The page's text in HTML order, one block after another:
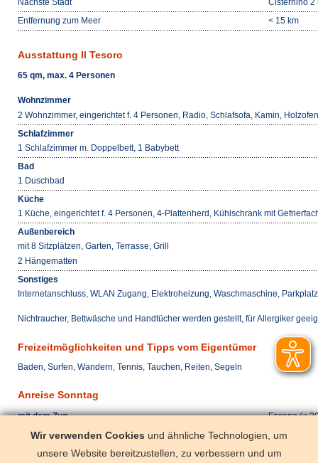
Nächste Stadt
Cisternino 2
Entfernung zum Meer
< 15 km
Ausstattung Il Tesoro
65 qm, max. 4 Personen
Wohnzimmer
2 Wohnzimmer, eingerichtet f. 4 Personen, Radio, Schlafsofa, Kamin,
Schlafzimmer
1 Schlafzimmer m. Doppelbett, 1 Babybett
Bad
1 Duschbad
Küche
1 Küche, eingerichtet f. 4 Personen, 4-Plattenherd, Kühlschrank mit
Außenbereich
mit 8 Sitzplätzen, Garten, Terrasse, Grill
2 Hängematten
Sonstiges
Internetanschluss, WLAN Zugang, Elektroheizung, Waschmaschine,
Nichtraucher, Bettwäsche und Handtücher werden gestellt, für Allergiker
Freizeitmöglichkeiten und Tipps vom Eigentümer
Baden, Surfen, Wandern, Tennis, Tauchen, Reiten, Segeln
Anreise Sonntag
mit dem Zug
Fasano (<
mit dem Pkw
Bari (< 70
mit dem Flugzeug
Brindisi (<
Wir verwenden Cookies und ähnliche Technologien, um
unsere Website bereitzustellen, zu verbessern und um